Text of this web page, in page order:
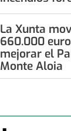
La Xunta
660.000
mejorar el
Monte Aloia